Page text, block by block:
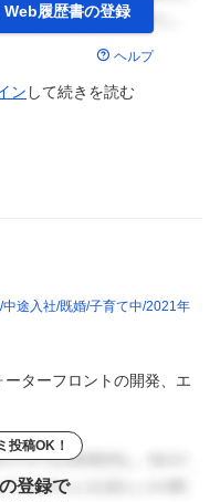
Web履歴書の登録
ヘルプ
ン して続きを読む
中途入社 既婚 子育て中 2021年
ターフロントの開発、エ
投稿OK！
登録で